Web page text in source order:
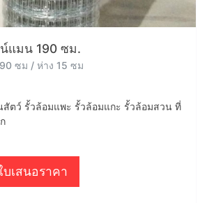
แมน 190 ซม.
ซม / ห่าง 15 ซม
สัตว์ รั้วล้อมแพะ รั้วล้อมแกะ รั้วล้อมสวน ที่
เสนอราคา